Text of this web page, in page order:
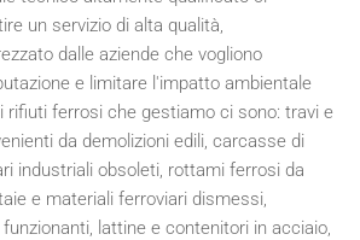
un servizio di alta qualità,
dalle aziende che vogliono
e limitare l'impatto ambientale
rifiuti ferrosi che gestiamo ci sono: travi e
da demolizioni edili, carcasse di
industriali obsoleti, rottami ferrosi da
e materiali ferroviari dismessi,
lattine e contenitori in acciaio,